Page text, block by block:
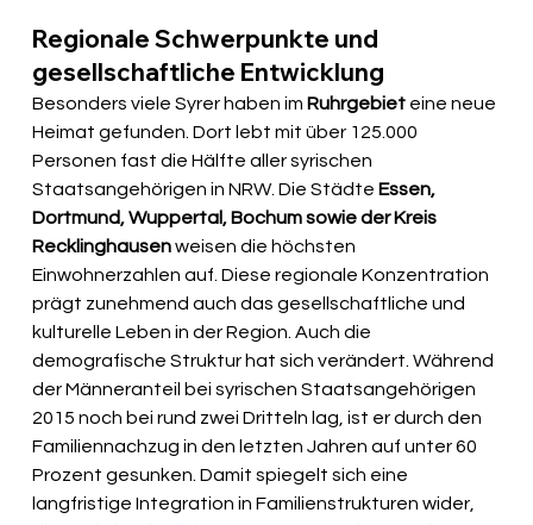
Regionale Schwerpunkte und
gesellschaftliche Entwicklung
Besonders viele Syrer haben im Ruhrgebiet eine neue
Heimat gefunden. Dort lebt mit über 125.000
Personen fast die Hälfte aller syrischen
Staatsangehörigen in NRW. Die Städte Essen,
Dortmund, Wuppertal, Bochum sowie der Kreis
Recklinghausen weisen die höchsten
Einwohnerzahlen auf. Diese regionale Konzentration
prägt zunehmend auch das gesellschaftliche und
kulturelle Leben in der Region. Auch die
demografische Struktur hat sich verändert. Während
der Männeranteil bei syrischen Staatsangehörigen
2015 noch bei rund zwei Dritteln lag, ist er durch den
Familiennachzug in den letzten Jahren auf unter 60
Prozent gesunken. Damit spiegelt sich eine
langfristige Integration in Familienstrukturen wider,